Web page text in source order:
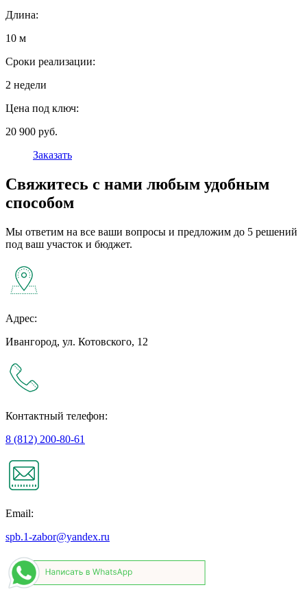
Длина:
10 м
Сроки реализации:
2 недели
Цена под ключ:
20 900 руб.
Заказать
Свяжитесь с нами любым удобным
способом
Мы ответим на все ваши вопросы и предложим до 5 решений
под ваш участок и бюджет.
Адрес:
Ивангород, ул. Котовского, 12
Контактный телефон:
8 (812) 200-80-61
Email:
spb.1-zabor@yandex.ru